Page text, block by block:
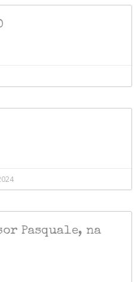
Pasquale, na